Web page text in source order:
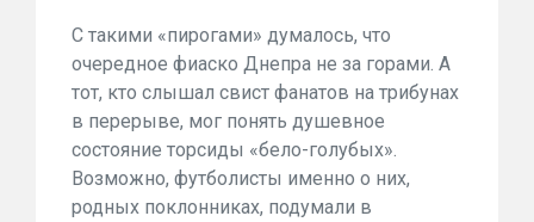
С такими «пирогами» думалось, что
очередное фиаско Днепра не за горами. А
тот, кто слышал свист фанатов на трибунах
в перерыве, мог понять душевное
состояние торсиды «бело-голубых».
Возможно, футболисты именно о них,
родных поклонниках, подумали в